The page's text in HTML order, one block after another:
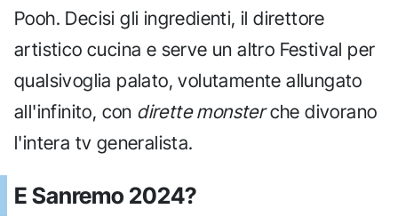
Pooh. Decisi gli ingredienti, il direttore
artistico cucina e serve un altro Festival per
qualsivoglia palato, volutamente allungato
all'infinito, con dirette monsterche divorano
l'intera tv generalista.
E Sanremo 2024?